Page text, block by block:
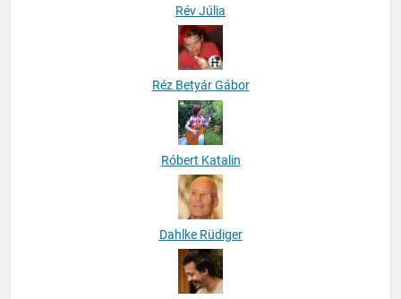
Rév Júlia
Réz Betyár Gábor
Róbert Katalin
Dahlke Rüdiger